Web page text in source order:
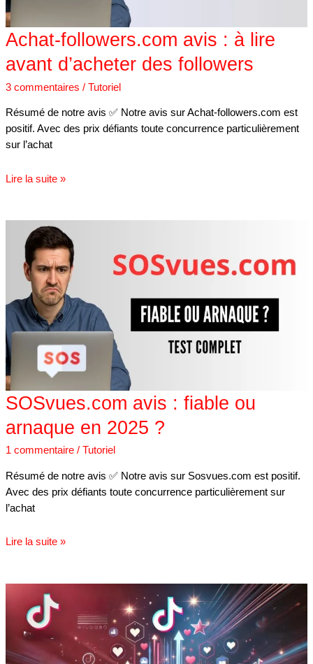
Achat-followers.com avis : à lire
avant d’acheter des followers
3 commentaires / Tutoriel
Résumé de notre avis ✅ Notre avis sur Achat-followers.com est
positif. Avec des prix défiants toute concurrence particulièrement
sur l’achat
followers
Lire la suite »
SOSvues.com avis : fiable ou
arnaque en 2025 ?
1 commentaire / Tutoriel
Résumé de notre avis ✅ Notre avis sur Sosvues.com est positif.
Avec des prix défiants toute concurrence particulièrement sur
l’achat
SOSvues.com
fiable
arnaque
2025
?
Lire la suite »
abonnés
TikTok
: